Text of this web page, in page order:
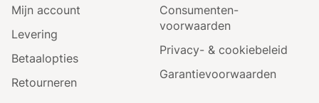
Mijn account
Levering
Betaalopties
Retourneren
Consumenten­
voorwaarden
Privacy- & cookiebeleid
Garantie­voorwaarden